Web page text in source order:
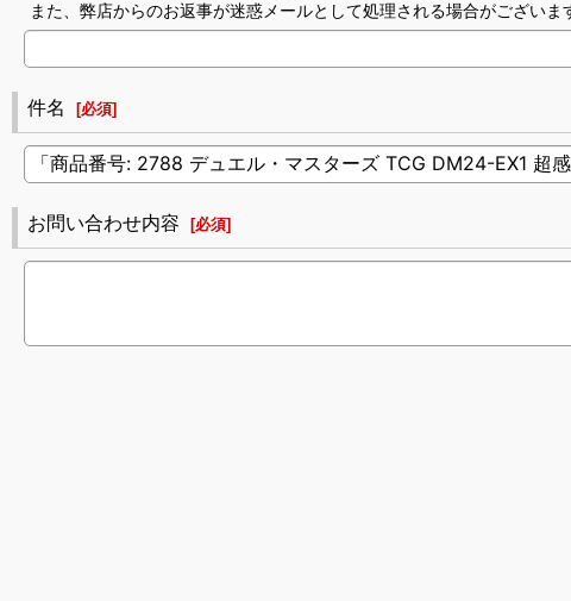
また、弊店からのお返事が迷惑メールとして処理される場合がございま
件名 [必須]
お問い合わせ内容 [必須]